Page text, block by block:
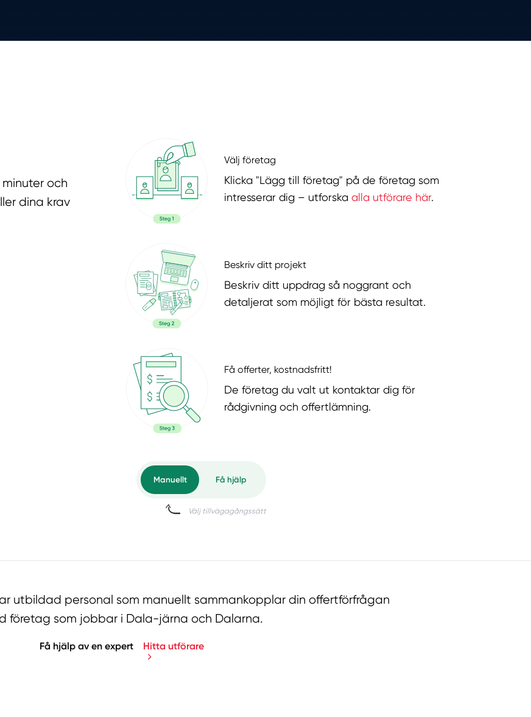
och
dina krav
Välj företag
Klicka "Lägg till företag" på de företag som
intresserar dig – utforska alla utförare här.
Beskriv ditt projekt
Beskriv ditt uppdrag så noggrant och
detaljerat som möjligt för bästa resultat.
Få offerter, kostnadsfritt!
De företag du valt ut kontaktar dig för
rådgivning och offertlämning.
utbildad personal som manuellt sammankopplar din offertförfrågan
företag som jobbar i Dala-järna och Dalarna.
Få hjälp av en expert Hitta utförare